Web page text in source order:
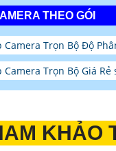
THEO GÓI
Camera Trọn Bộ Độ
Camera Trọn Bộ Giá Rẻ
KHẢO